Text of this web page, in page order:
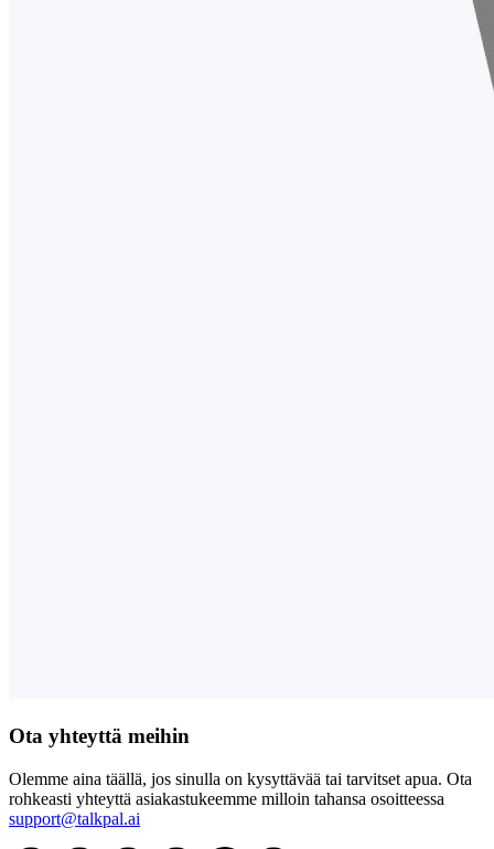
Ota yhteyttä meihin
Olemme aina täällä, jos sinulla on kysyttävää tai tarvitset apua. Ota
rohkeasti yhteyttä asiakastukeemme milloin tahansa osoitteessa
support@talkpal.ai